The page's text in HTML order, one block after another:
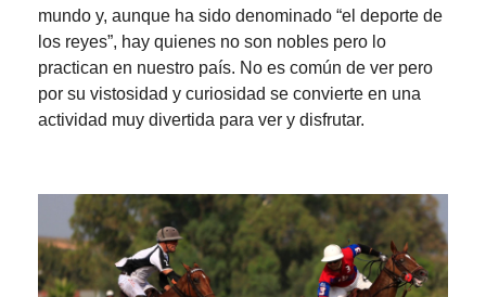
mundo y, aunque ha sido denominado “el deporte de
los reyes”, hay quienes no son nobles pero lo
practican en nuestro país. No es común de ver pero
por su vistosidad y curiosidad se convierte en una
actividad muy divertida para ver y disfrutar.